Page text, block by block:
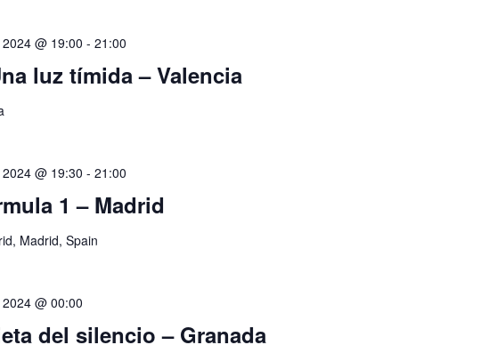
luz tímida – Valencia
@ 19:00 - 21:00
1 – Madrid
@ 19:30 - 21:00
Madrid, Spain
del silencio – Granada
@ 00:00